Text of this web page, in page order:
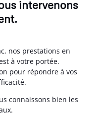
intervenons
nos prestations en
à votre portée.
pour répondre à vos
connaissons bien les